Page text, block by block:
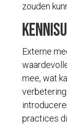
zouden
Externe
mee, wat
practices